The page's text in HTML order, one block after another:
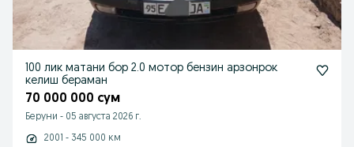
100 лик матани бор 2.0 мотор бензин арзонрок
келиш бераман
70 000 000 сум
Беруни - 05 августа 2026 г.
2001 - 345 000 км